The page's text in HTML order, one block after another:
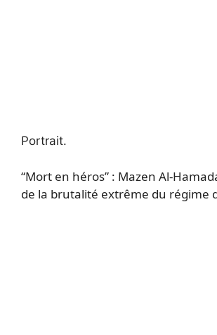
Portrait.
“Mort en héros” : Mazen Al-
de la brutalité extrême du régime